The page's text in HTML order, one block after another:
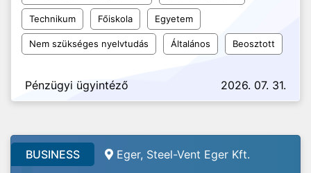
Technikum Főiskola Egyetem
Nem szükséges nyelvtudás Általános Beosztott
Pénzügyi ügyintéző 2026. 07. 31.
BUSINESS Eger, Steel-Vent Eger Kft.